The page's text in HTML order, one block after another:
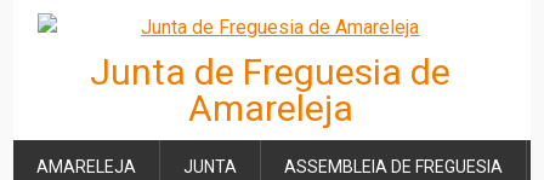
Junta de Freguesia de
Amareleja
AMARELEJA JUNTA ASSEMBLEIA DE FREGUESIA